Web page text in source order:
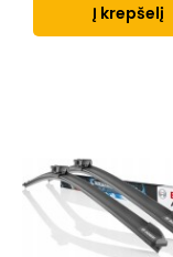
Į krepšelį